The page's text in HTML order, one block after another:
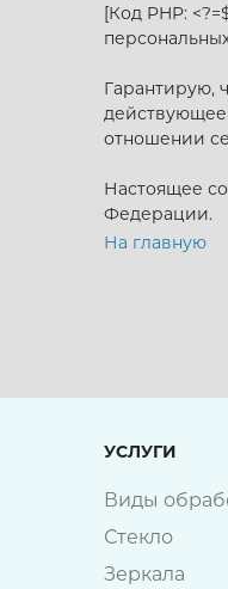
[Код PHP:
Гарантирую,
действующее
отношении
Настоящее
Федерации.
На главную
УСЛУГИ
Виды
Стекло
Зеркала